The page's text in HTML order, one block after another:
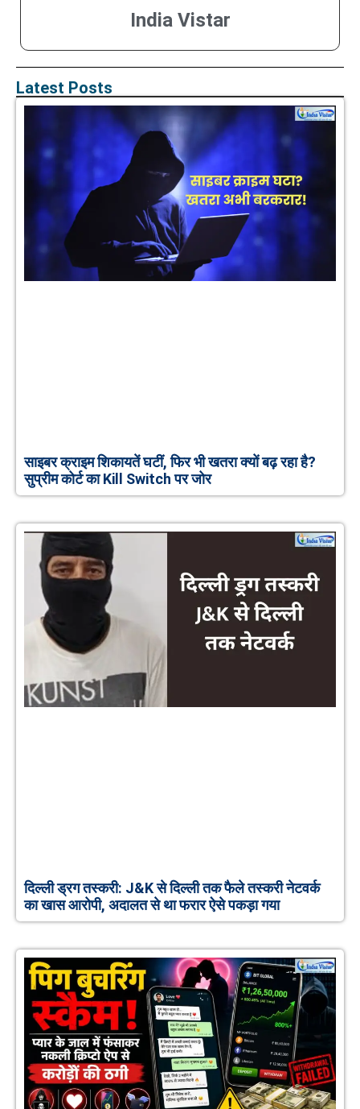
India Vistar
Latest Posts
साइबर क्राइम शिकायतें घटीं, फिर भी खतरा क्यों बढ़ रहा है?
सुप्रीम कोर्ट का Kill Switch पर जोर
दिल्ली ड्रग तस्करी: J&K से दिल्ली तक फैले तस्करी नेटवर्क
का खास आरोपी, अदालत से था फरार ऐसे पकड़ा गया